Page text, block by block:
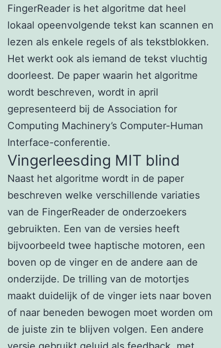
FingerReader is het algoritme dat heel
lokaal opeenvolgende tekst kan scannen en
lezen als enkele regels of als tekstblokken.
Het werkt ook als iemand de tekst vluchtig
doorleest. De paper waarin het algoritme
wordt beschreven, wordt in april
gepresenteerd bij de Association for
Computing Machinery’s Computer-Human
Interface-conferentie.
Vingerleesding MIT blind
Naast het algoritme wordt in de paper
beschreven welke verschillende variaties
van de FingerReader de onderzoekers
gebruikten. Een van de versies heeft
bijvoorbeeld twee haptische motoren, een
boven op de vinger en de andere aan de
onderzijde. De trilling van de motortjes
maakt duidelijk of de vinger iets naar boven
of naar beneden bewogen moet worden om
de juiste zin te blijven volgen. Een andere